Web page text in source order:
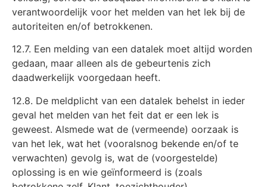
verantwoordelijk voor het melden van het lek bij de
autoriteiten en/of betrokkenen.
12.7. Een melding van een datalek moet altijd worden
gedaan, maar alleen als de gebeurtenis zich
daadwerkelijk voorgedaan heeft.
12.8. De meldplicht van een datalek behelst in ieder
geval het melden van het feit dat er een lek is
geweest. Alsmede wat de (vermeende) oorzaak is
van het lek, wat het (vooralsnog bekende en/of te
verwachten) gevolg is, wat de (voorgestelde)
oplossing is en wie geïnformeerd is (zoals